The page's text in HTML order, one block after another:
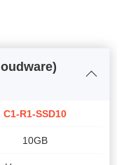
C1-R1-SSD10
10GB